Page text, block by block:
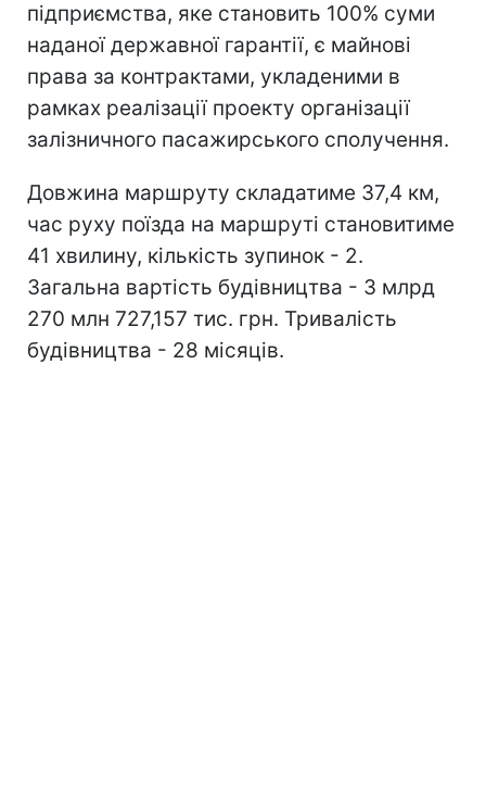
підприємства, яке становить 100% суми
наданої державної гарантії, є майнові
права за контрактами, укладеними в
рамках реалізації проекту організації
залізничного пасажирського сполучення.
Довжина маршруту складатиме 37,4 км,
час руху поїзда на маршруті становитиме
41 хвилину, кількість зупинок - 2.
Загальна вартість будівництва - 3 млрд
270 млн 727,157 тис. грн. Тривалість
будівництва - 28 місяців.